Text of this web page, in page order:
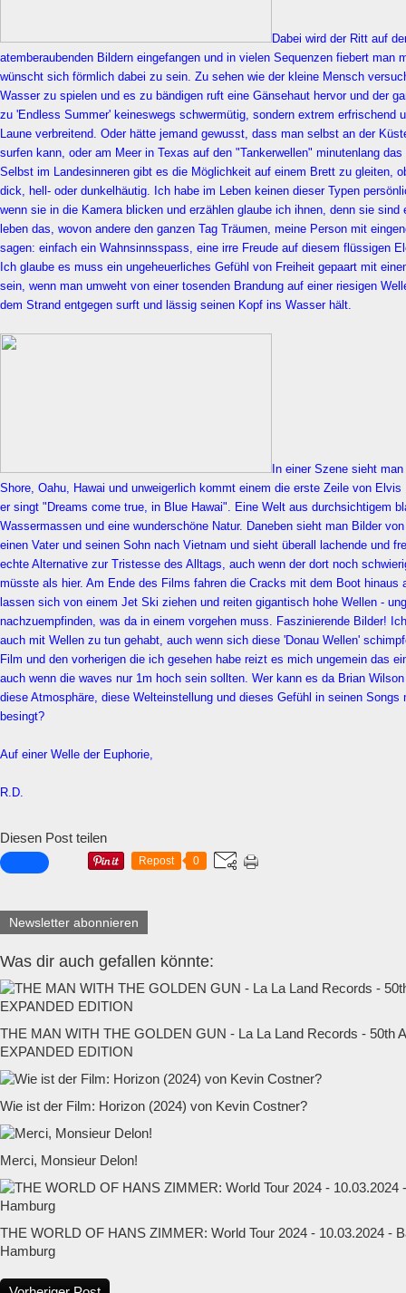
Dabei wird der Ritt auf
atemberaubenden Bildern eingefangen und in vielen Sequenzen fiebert man
wünscht sich förmlich dabei zu sein. Zu sehen wie der kleine Mensch
Wasser zu spielen und es zu bändigen ruft eine Gänsehaut hervor und der
zu 'Endless Summer' keineswegs schwermütig, sondern extrem erfrischend
Laune verbreitend. Oder hätte jemand gewusst, dass man selbst an der
surfen kann, oder am Meer in Texas auf den "Tankerwellen" minutenlang
Selbst im Landesinneren gibt es die Möglichkeit auf einem Brett zu gleiten,
dick, hell- oder dunkelhäutig. Ich habe im Leben keinen dieser Typen
wenn sie in die Kamera blicken und erzählen glaube ich ihnen, denn sie sind
leben das, wovon andere den ganzen Tag Träumen, meine Person mit
sagen: einfach ein Wahnsinnsspass, eine irre Freude auf diesem flüssigen
Ich glaube es muss ein ungeheuerliches Gefühl von Freiheit gepaart mit
sein, wenn man umweht von einer tosenden Brandung auf einer riesigen
dem Strand entgegen surft und lässig seinen Kopf ins Wasser hält.
In einer Szene sieht
Shore, Oahu, Hawai und unweigerlich kommt einem die erste Zeile von
er singt "Dreams come true, in Blue Hawai". Eine Welt aus durchsichtigem
Wassermassen und eine wunderschöne Natur. Daneben sieht man Bilder
einen Vater und seinen Sohn nach Vietnam und sieht überall lachende und
echte Alternative zur Tristesse des Alltags, auch wenn der dort noch
müsste als hier. Am Ende des Films fahren die Cracks mit dem Boot hinaus
lassen sich von einem Jet Ski ziehen und reiten gigantisch hohe Wellen -
nachzuempfinden, was da in einem vorgehen muss. Faszinierende Bilder!
auch mit Wellen zu tun gehabt, auch wenn sich diese 'Donau Wellen'
Film und den vorherigen die ich gesehen habe reizt es mich ungemein das
auch wenn die waves nur 1m hoch sein sollten. Wer kann es da Brian
diese Atmosphäre, diese Welteinstellung und dieses Gefühl in seinen
besingt?
Auf einer Welle der Euphorie,
R.D.
Diesen Post teilen
Repost 0
Newsletter abonnieren
Was dir auch gefallen könnte:
THE MAN WITH THE GOLDEN GUN - La La Land Records - 50th
EXPANDED EDITION
Wie ist der Film: Horizon (2024) von Kevin Costner?
Merci, Monsieur Delon!
THE WORLD OF HANS ZIMMER: World Tour 2024 - 10.03.2024 -
Hamburg